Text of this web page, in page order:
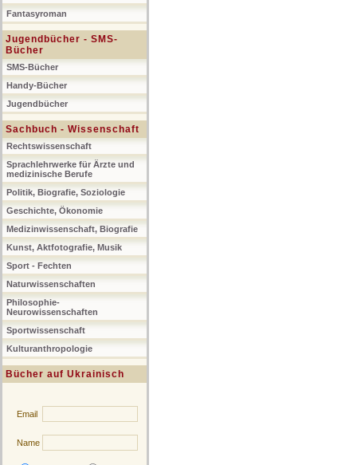
Fantasyroman
Jugendbücher - SMS-
Bücher
SMS-Bücher
Handy-Bücher
Jugendbücher
Sachbuch - Wissenschaft
Rechtswissenschaft
Sprachlehrwerke für Ärzte und
medizinische Berufe
Politik, Biografie, Soziologie
Geschichte, Ökonomie
Medizinwissenschaft, Biografie
Kunst, Aktfotografie, Musik
Sport - Fechten
Naturwissenschaften
Philosophie-
Neurowissenschaften
Sportwissenschaft
Kulturanthropologie
Bücher auf Ukrainisch
Email
Name